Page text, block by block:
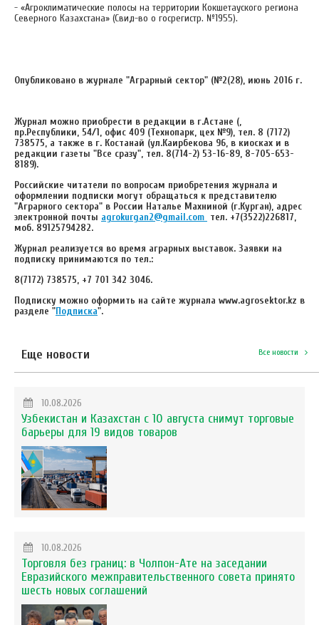
- «Агроклиматические полосы на территории Кокшетауского региона
Северного Казахстана» (Свид-во о госрегистр. №1955).
Опубликовано в журнале "Аграрный сектор" (№2(28), июнь 2016 г.
Журнал можно приобрести в редакции в г.Астане (,
пр.Республики, 54/1, офис 409 (Технопарк, цех №9), тел. 8 (7172)
738575, а также в г. Костанай (ул.Каирбекова 96, в киосках и в
редакции газеты "Все сразу", тел. 8(714-2) 53-16-89, 8-705-653-
8189).
Российские читатели по вопросам приобретения журнала и
оформлении подписки могут обращаться к представителю
"Аграрного сектора" в России Наталье Махниной (г.Курган), адрес
электронной почты agrokurgan2@gmail.com тел. +7(3522)226817,
моб. 89125794282.
Журнал реализуется во время аграрных выставок. Заявки на
подписку принимаются по тел.:
8(7172) 738575, +7 701 342 3046.
Подписку можно оформить на сайте журнала www.agrosektor.kz в
разделе "Подписка".
Еще новости Все новости
10.08.2026
Узбекистан и Казахстан с 10 августа снимут торговые
барьеры для 19 видов товаров
10.08.2026
Торговля без границ: в Чолпон-Ате на заседании
Евразийского межправительственного совета принято
шесть новых соглашений